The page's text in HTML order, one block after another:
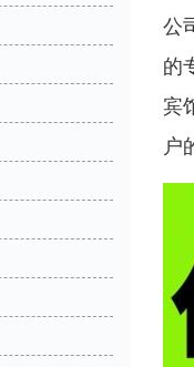
公
的
宾
户